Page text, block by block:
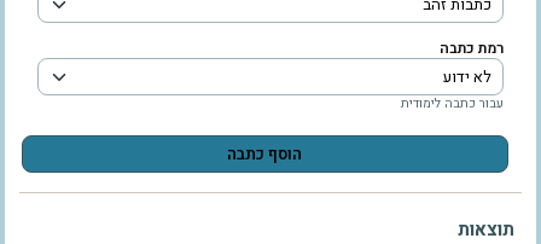
רמת כתבה
עבור כתבה לימודית
תוצאות